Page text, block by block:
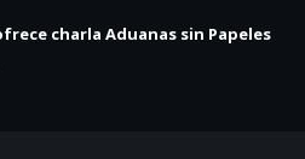
charla Aduanas sin Papeles